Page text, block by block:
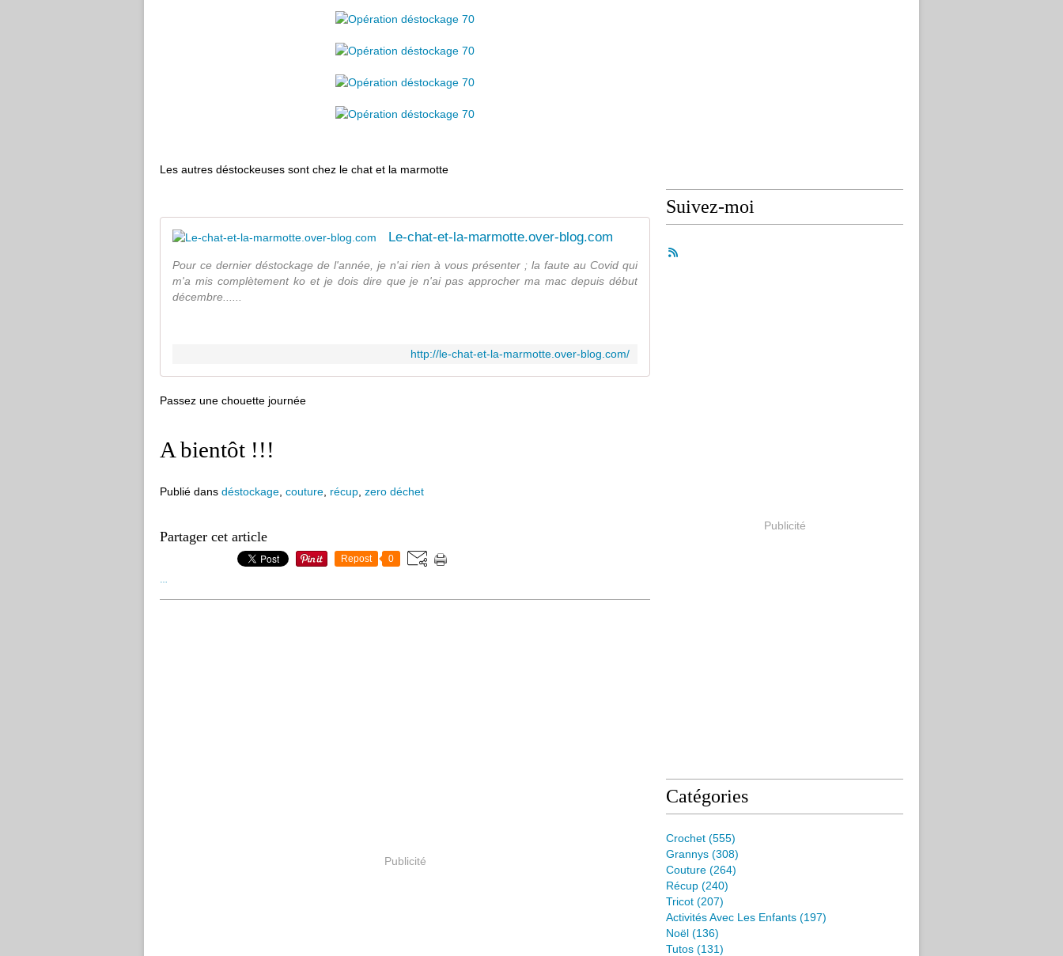
Les autres déstockeuses sont chez le chat et la marmotte
Le-chat-et-la-marmotte.over-blog.com
Pour ce dernier déstockage de l'année, je n'ai rien à vous présenter ; la faute au Covid qui
m'a mis complètement ko et je dois dire que je n'ai pas approcher ma mac depuis début
décembre......
http://le-chat-et-la-marmotte.over-blog.com/
Passez une chouette journée
A bientôt !!!
Publié dans déstockage couture récup zero déchet
Partager cet article
Repost 0
Publicité
Suivez-moi
Publicité
Catégories
Crochet (555)
Grannys (308)
Couture (264)
Récup (240)
Tricot (207)
Activités Avec Les Enfants (197)
Noël (136)
Tutos (131)